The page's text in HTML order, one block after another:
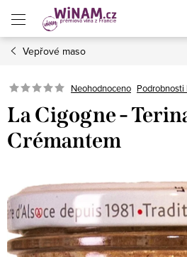
obsah
Vepřové maso
Neohodnoceno
La Cigogne -
Crémantem